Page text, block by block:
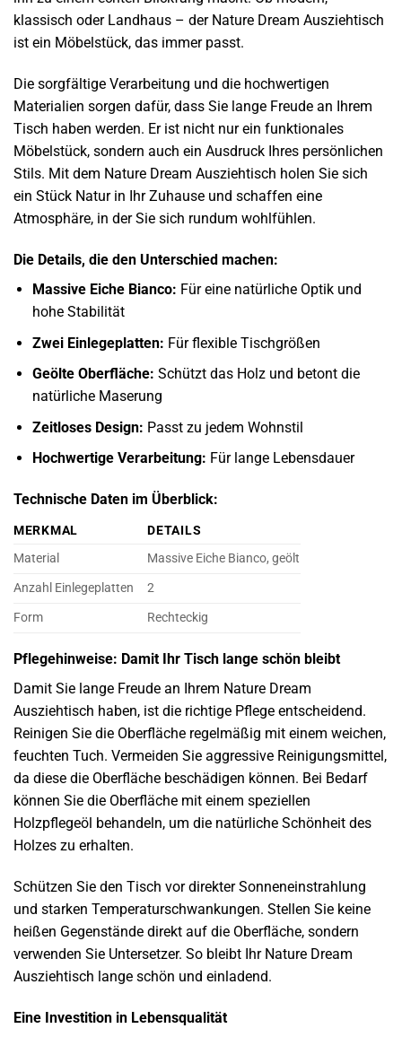
klassisch oder Landhaus – der Nature Dream Ausziehtisch
ist ein Möbelstück, das immer passt.
Die sorgfältige Verarbeitung und die hochwertigen
Materialien sorgen dafür, dass Sie lange Freude an Ihrem
Tisch haben werden. Er ist nicht nur ein funktionales
Möbelstück, sondern auch ein Ausdruck Ihres persönlichen
Stils. Mit dem Nature Dream Ausziehtisch holen Sie sich
ein Stück Natur in Ihr Zuhause und schaffen eine
Atmosphäre, in der Sie sich rundum wohlfühlen.
Die Details, die den Unterschied machen:
Massive Eiche Bianco: Für eine natürliche Optik und
hohe Stabilität
Zwei Einlegeplatten: Für flexible Tischgrößen
Geölte Oberfläche: Schützt das Holz und betont die
natürliche Maserung
Zeitloses Design: Passt zu jedem Wohnstil
Hochwertige Verarbeitung: Für lange Lebensdauer
Technische Daten im Überblick:
MERKMAL
DETAILS
Material
Massive Eiche Bianco, geölt
Anzahl Einlegeplatten
2
Form
Rechteckig
Pflegehinweise: Damit Ihr Tisch lange schön bleibt
Damit Sie lange Freude an Ihrem Nature Dream
Ausziehtisch haben, ist die richtige Pflege entscheidend.
Reinigen Sie die Oberfläche regelmäßig mit einem weichen,
feuchten Tuch. Vermeiden Sie aggressive Reinigungsmittel,
da diese die Oberfläche beschädigen können. Bei Bedarf
können Sie die Oberfläche mit einem speziellen
Holzpflegeöl behandeln, um die natürliche Schönheit des
Holzes zu erhalten.
Schützen Sie den Tisch vor direkter Sonneneinstrahlung
und starken Temperaturschwankungen. Stellen Sie keine
heißen Gegenstände direkt auf die Oberfläche, sondern
verwenden Sie Untersetzer. So bleibt Ihr Nature Dream
Ausziehtisch lange schön und einladend.
Eine Investition in Lebensqualität